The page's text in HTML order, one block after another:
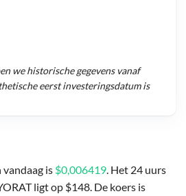
vandaag is $0,006419. Het 24 uurs
ligt op $148. De koers is
we historische gegevens vanaf
eerst investeringsdatum is